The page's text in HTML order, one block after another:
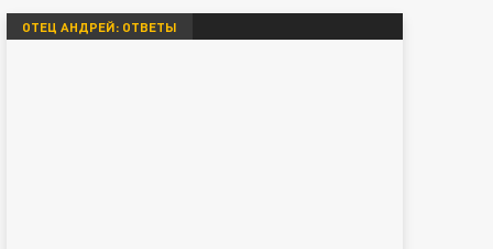
ОТЕЦ АНДРЕЙ: ОТВЕТЫ